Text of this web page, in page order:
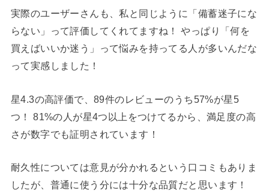
実際のユーザーさんも、私と同じように「備蓄迷子にな
らない」って評価してくれてますね！ やっぱり「何を
買えばいいか迷う」って悩みを持ってる人が多いんだな
って実感しました！
星4.3の高評価で、89件のレビューのうち57%が星5
つ！ 81%の人が星4つ以上をつけてるから、満足度の高
さが数字でも証明されています！
耐久性については意見が分かれるという口コミもありま
したが、普通に使う分には十分な品質だと思います！